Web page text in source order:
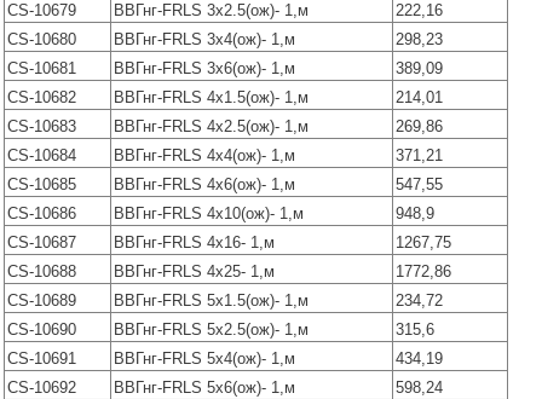
CS-10679
ВВГнг-FRLS 3х2.5(ож)- 1,м
222,16
CS-10680
ВВГнг-FRLS 3х4(ож)- 1,м
298,23
CS-10681
ВВГнг-FRLS 3х6(ож)- 1,м
389,09
CS-10682
ВВГнг-FRLS 4х1.5(ож)- 1,м
214,01
CS-10683
ВВГнг-FRLS 4х2.5(ож)- 1,м
269,86
CS-10684
ВВГнг-FRLS 4х4(ож)- 1,м
371,21
CS-10685
ВВГнг-FRLS 4х6(ож)- 1,м
547,55
CS-10686
ВВГнг-FRLS 4х10(ож)- 1,м
948,9
CS-10687
ВВГнг-FRLS 4х16- 1,м
1267,75
CS-10688
ВВГнг-FRLS 4х25- 1,м
1772,86
CS-10689
ВВГнг-FRLS 5х1.5(ож)- 1,м
234,72
CS-10690
ВВГнг-FRLS 5х2.5(ож)- 1,м
315,6
CS-10691
ВВГнг-FRLS 5х4(ож)- 1,м
434,19
CS-10692
ВВГнг-FRLS 5х6(ож)- 1,м
598,24